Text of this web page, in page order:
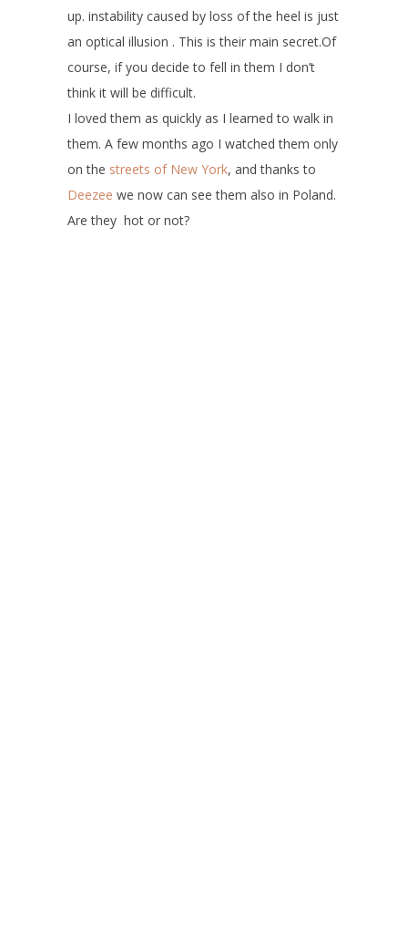
up. instability caused by loss of the heel is just
an optical illusion . This is their main secret.Of
course, if you decide to fell in them I don’t
think it will be difficult.
I loved them as quickly as I learned to walk in
them. A few months ago I watched them only
on the streets of New York, and thanks to
Deezee we now can see them also in Poland.
Are they hot or not?